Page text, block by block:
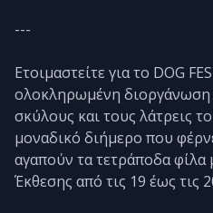
---
Ετοιμαστείτε για το DOG
ολοκληρωμένη
σκύλους και τους λάτρεις
μοναδικό διήμερο που
αγαπούν τα τετράποδα
Έκθεσης από τις 19 έως τις